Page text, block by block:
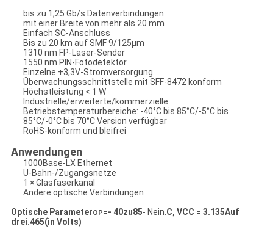
bis zu 1,25 Gb/s Datenverbindungen
mit einer Breite von mehr als 20 mm
Einfach SC-Anschluss
Bis zu 20 km auf SMF 9/125μm
1310 nm FP-Laser-Sender
1550 nm PIN-Fotodetektor
Einzelne +3,3V-Stromversorgung
Überwachungsschnittstelle mit SFF-8472 konform
Höchstleistung < 1 W
Industrielle/erweiterte/kommerzielle
Betriebstemperaturbereiche: -40°C bis 85°C/-5°C bis
85°C/-0°C bis 70°C Version verfügbar
RoHS-konform und bleifrei
Anwendungen
1000Base-LX Ethernet
U-Bahn-/Zugangsnetze
1 × Glasfaserkanal
Andere optische Verbindungen
Optische ParameterOP=- 40zu85- Nein.C, VCC = 3.135Auf
drei.465(in Volts)